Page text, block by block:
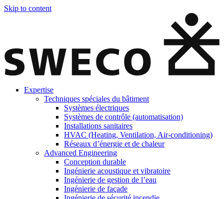
Skip to content
Expertise
Techniques spéciales du bâtiment
Systèmes électriques
Systèmes de contrôle (automatisation)
Installations sanitaires
HVAC (Heating, Ventilation, Air-conditioning)
Réseaux d’énergie et de chaleur
Advanced Engineering
Conception durable
Ingénierie acoustique et vibratoire
Ingénierie de gestion de l’eau
Ingénierie de façade